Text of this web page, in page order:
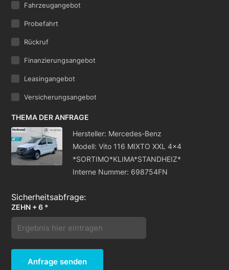
Fahrzeugangebot
Probefahrt
Rückruf
Finanzierungsangebot
Leasingangebot
Versicherungsangebot
THEMA DER ANFRAGE
Hersteller: Mercedes-Benz
Modell: Vito 116 MIXTO XXL 4x4
*SORTIMO*KLIMA*STANDHEIZ*
Interne Nummer: 698754FN
ZEHN + 6 *
Anfrage senden